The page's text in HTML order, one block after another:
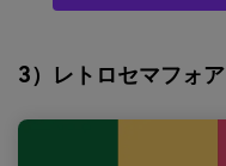
3）レトロセマフォア